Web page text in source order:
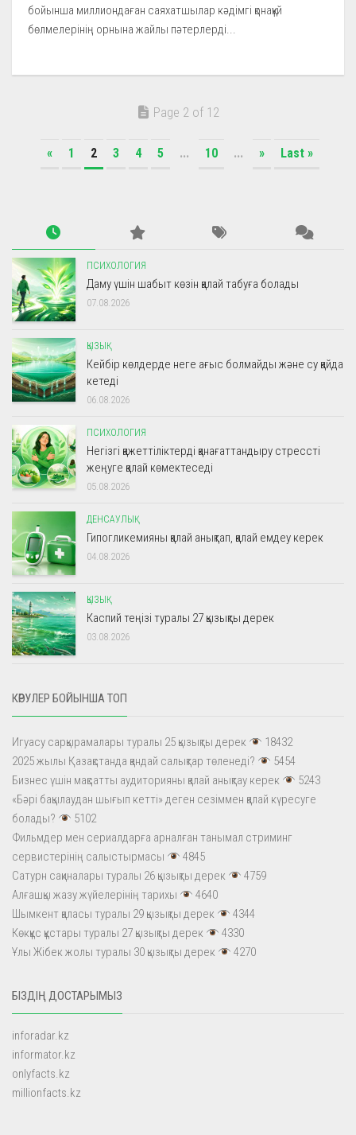
бойынша миллиондаған саяхатшылар кәдімгі қонақүй
бөлмелерінің орнына жайлы пәтерлерді...
Page 2 of 12
« 1 2 3 4 5 ... 10 ... » Last »
ПСИХОЛОГИЯ
Даму үшін шабыт көзін қалай табуға болады
07.08.2026
ҚЫЗЫҚ
Кейбір көлдерде неге ағыс болмайды және су қайда
кетеді
06.08.2026
ПСИХОЛОГИЯ
Негізгі қажеттіліктерді қанағаттандыру стрессті
жеңуге қалай көмектеседі
05.08.2026
ДЕНСАУЛЫҚ
Гипогликемияны қалай анықтап, қалай емдеу керек
04.08.2026
ҚЫЗЫҚ
Каспий теңізі туралы 27 қызықты дерек
03.08.2026
КӨРУЛЕР БОЙЫНША ТОП
Игуасу сарқырамалары туралы 25 қызықты дерек
18432
2025 жылы Қазақстанда қандай салықтар төленеді?
5454
Бизнес үшін мақсатты аудиторияны қалай анықтау керек
5243
«Бәрі бақылаудан шығып кетті» деген сезіммен қалай күресуге
болады?
5102
Фильмдер мен сериалдарға арналған танымал стриминг
сервистерінің салыстырмасы
4845
Сатурн сақиналары туралы 26 қызықты дерек
4759
Алғашқы жазу жүйелерінің тарихы
4640
Шымкент қаласы туралы 29 қызықты дерек
4344
Көкқұс құстары туралы 27 қызықты дерек
4330
Ұлы Жібек жолы туралы 30 қызықты дерек
4270
БІЗДІҢ ДОСТАРЫМЫЗ
inforadar.kz
informator.kz
onlyfacts.kz
millionfacts.kz